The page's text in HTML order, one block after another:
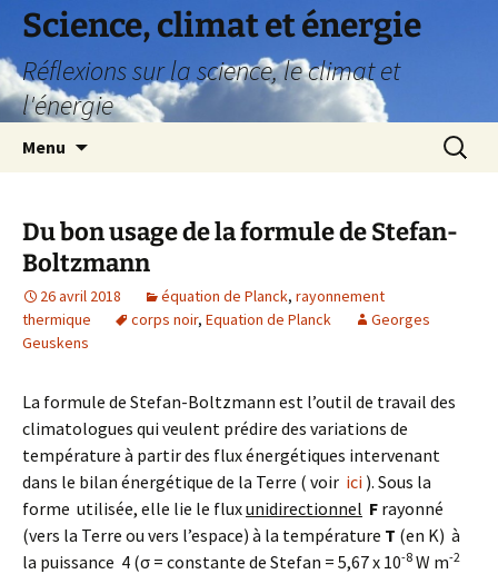
Science, climat et énergie
Réflexions sur la science, le climat et
l'énergie
Menu
Du bon usage de la formule de Stefan-
Boltzmann
26 avril 2018 équation de Planck, rayonnement
thermique
corps noir, Equation de Planck
Georges
Geuskens
La formule de Stefan-Boltzmann est l’outil de travail des
climatologues qui veulent prédire des variations de
température à partir des flux énergétiques intervenant
dans le bilan énergétique de la Terre ( voir ici ). Sous la
forme utilisée, elle lie le fluxunidirectionnel F rayonné
(vers la Terre ou vers l’espace) à la température T (en K) à
la puissance 4 (σ = constante de Stefan = 5,67 x 10-8 W m-2